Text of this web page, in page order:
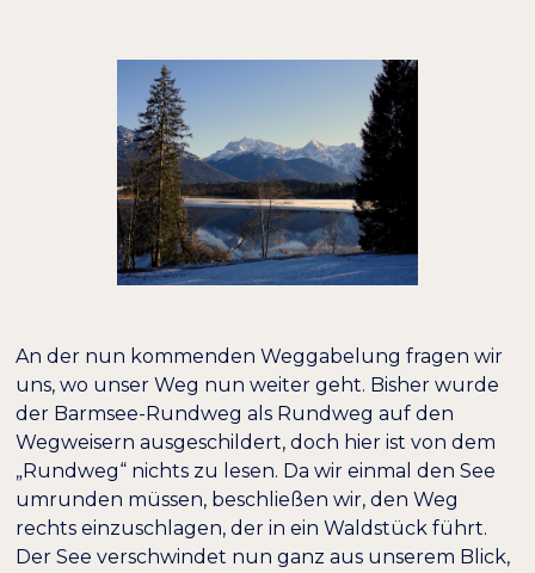
An der nun kommenden Weggabelung fragen wir
uns, wo unser Weg nun weiter geht. Bisher wurde
der Barmsee-Rundweg als Rundweg auf den
Wegweisern ausgeschildert, doch hier ist von dem
„Rundweg“ nichts zu lesen. Da wir einmal den See
umrunden müssen, beschließen wir, den Weg
rechts einzuschlagen, der in ein Waldstück führt.
Der See verschwindet nun ganz aus unserem Blick,